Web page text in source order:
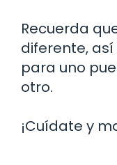
Recuerda
diferente,
para uno
otro.
¡Cuídate y